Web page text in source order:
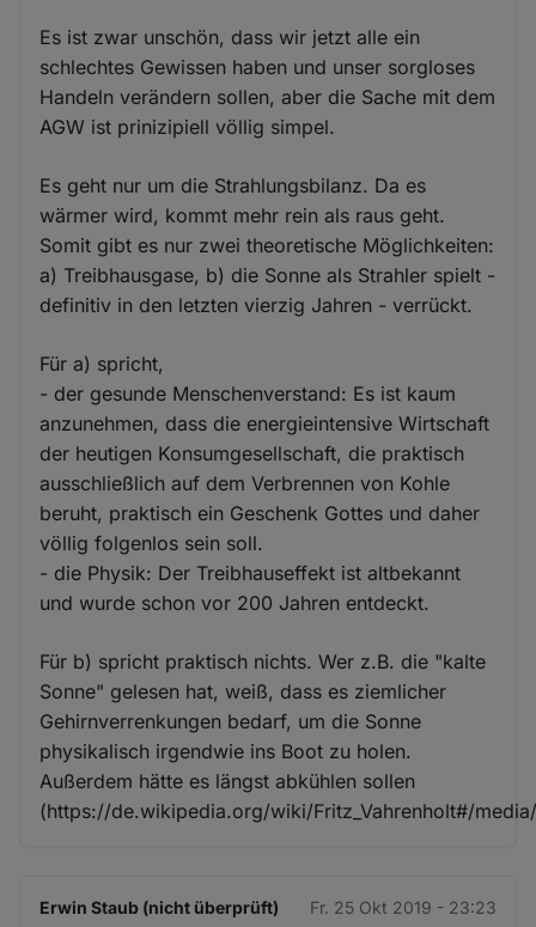
Es ist zwar unschön, dass wir jetzt alle ein
schlechtes Gewissen haben und unser sorgloses
Handeln verändern sollen, aber die Sache mit dem
AGW ist prinizipiell völlig simpel.
Es geht nur um die Strahlungsbilanz. Da es
wärmer wird, kommt mehr rein als raus geht.
Somit gibt es nur zwei theoretische Möglichkeiten:
a) Treibhausgase, b) die Sonne als Strahler spielt -
definitiv in den letzten vierzig Jahren - verrückt.
Für a) spricht,
- der gesunde Menschenverstand: Es ist kaum
anzunehmen, dass die energieintensive Wirtschaft
der heutigen Konsumgesellschaft, die praktisch
ausschließlich auf dem Verbrennen von Kohle
beruht, praktisch ein Geschenk Gottes und daher
völlig folgenlos sein soll.
- die Physik: Der Treibhauseffekt ist altbekannt
und wurde schon vor 200 Jahren entdeckt.
Für b) spricht praktisch nichts. Wer z.B. die "kalte
Sonne" gelesen hat, weiß, dass es ziemlicher
Gehirnverrenkungen bedarf, um die Sonne
physikalisch irgendwie ins Boot zu holen.
Außerdem hätte es längst abkühlen sollen
(https://de.wikipedia.org/wiki/Fritz_Vahrenholt#/
Erwin Staub (nicht überprüft) Fr. 25 Okt 2019 - 23:23